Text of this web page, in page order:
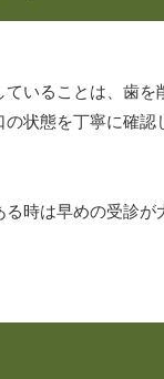
いることは、歯を
状態を丁寧に確認
時は早めの受診